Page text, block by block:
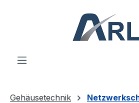
Gehäusetechnik